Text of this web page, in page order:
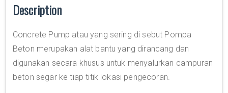
Description
Concrete Pump atau yang sering di sebut Pompa
Beton merupakan alat bantu yang dirancang dan
digunakan secara khusus untuk menyalurkan campuran
beton segar ke tiap titik lokasi pengecoran.